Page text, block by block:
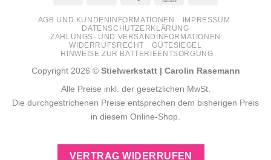
Delivery
AGB UND KUNDENINFORMATIONEN
IMPRESSUM
DATENSCHUTZERKLÄRUNG
ZAHLUNGS- UND VERSANDINFORMATIONEN
WIDERRUFSRECHT
GÜTESIEGEL
HINWEISE ZUR BATTERIEENTSORGUNG
Copyright 2026 © Stielwerkstatt | Carolin Rasemann
Alle Preise inkl. der gesetzlichen MwSt.
Die durchgestrichenen Preise entsprechen dem bisherigen Preis
in diesem Online-Shop.
VERTRAG WIDERRUFEN